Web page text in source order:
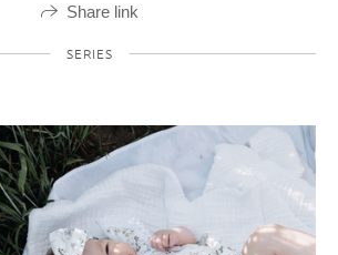
Share link
SERIES